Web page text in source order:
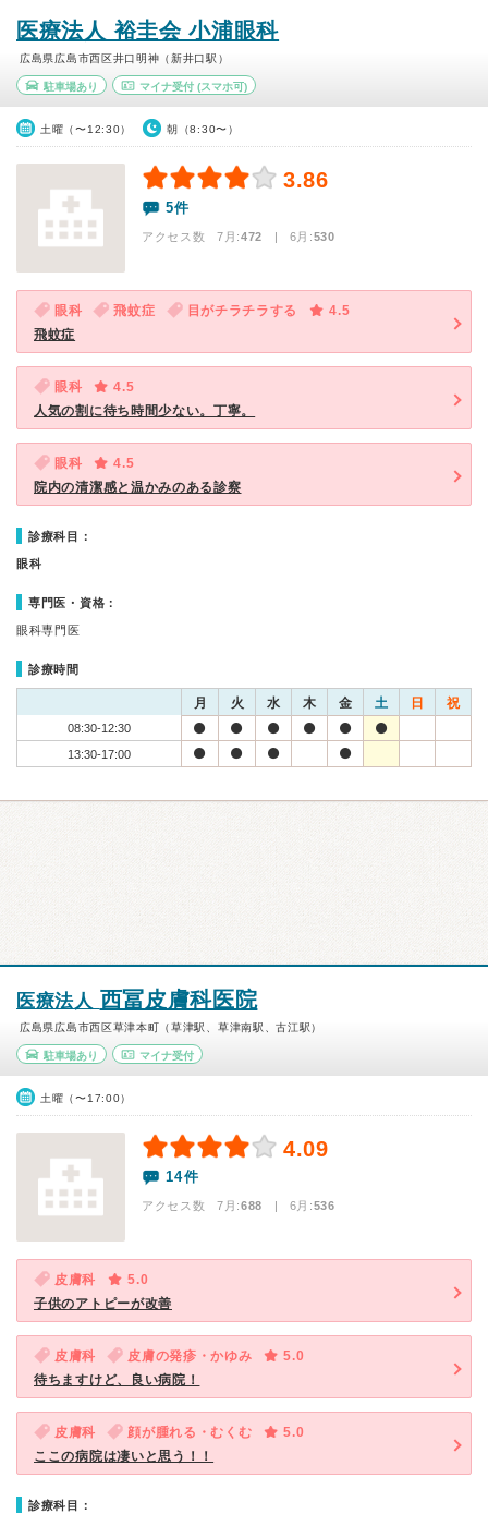
医療法人 裕圭会 小浦眼科
広島県広島市西区井口明神（新井口駅）
駐車場あり マイナ受付(スマホ可)
土曜（〜12:30） 朝（8:30〜）
3.86
5件
アクセス数 7月:472 | 6月:530
眼科 飛蚊症 目がチラチラする
4.5
飛蚊症
眼科
4.5
人気の割に待ち時間少ない。丁寧。
眼科
4.5
院内の清潔感と温かみのある診察
診療科目：
眼科
専門医・資格：
眼科専門医
診療時間
月 火 水 木 金 土 日 祝
08:30-12:30
13:30-17:00
医療法人 西冨皮膚科医院
広島県広島市西区草津本町（草津駅、草津南駅、古江駅）
駐車場あり マイナ受付
土曜（〜17:00）
4.09
14件
アクセス数 7月:688 | 6月:536
皮膚科
5.0
子供のアトピーが改善
皮膚科 皮膚の発疹・かゆみ
5.0
待ちますけど、良い病院！
皮膚科 顔が腫れる・むくむ
5.0
ここの病院は凄いと思う！！
診療科目：